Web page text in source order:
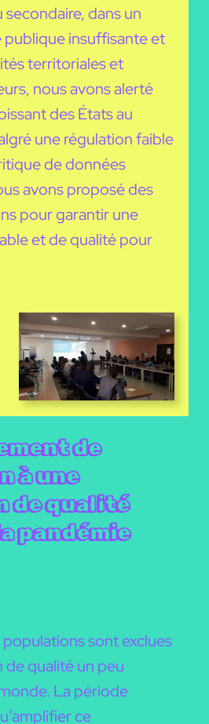
secondaire, dans un
publique insuffisante et
territoriales et
nous avons alerté
des États au
une régulation faible
de données
avons proposé des
pour garantir une
et de qualité pour
de
à une
de qualité
pandémie
sont exclues
de qualité un peu
La période
ce